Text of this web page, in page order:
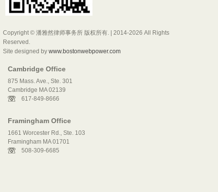
Copyright © 潘雅然律师事务所 版权所有. | 2014-2026 All Rights
Reserved.
Site designed by www.bostonwebpower.com
Cambridge Office
875 Mass. Ave., Ste. 301
Cambridge MA 02139
617-849-8666
Framingham Office
1661 Worcester Rd., Ste. 103
Framingham MA 01701
508-309-6685